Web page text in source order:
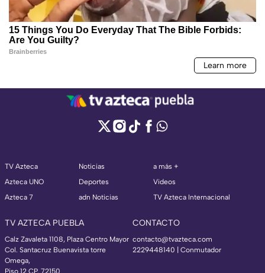
TV Azteca
Azteca UNO
Azteca 7
Noticias
Deportes
adn Noticias
a más +
Videos
TV Azteca Internacional
TV AZTECA PUEBLA
Calz Zavaleta 1108, Plaza Centro Mayor
Col. Santacruz Buenavista torre
Omega,
Piso 12 CP. 72150
CONTACTO
contacto@tvazteca.com
2229448140 | Conmutador